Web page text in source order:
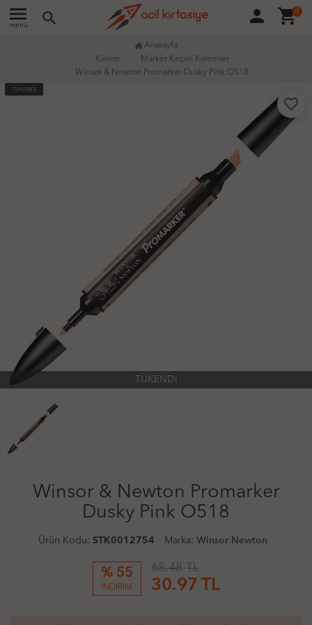
menu
menü search person shopping_cart
0
Anasayfa
Kalem
Marker Keçeli Kalemler
Winsor & Newton Promarker Dusky Pink O518
TÜKENDİ
favorite_border
TÜKENDİ
Winsor & Newton Promarker
Dusky Pink O518
Ürün Kodu: STK0012754 Marka: Winsor Newton
% 55
İNDİRİM
68.48 TL
30.97 TL